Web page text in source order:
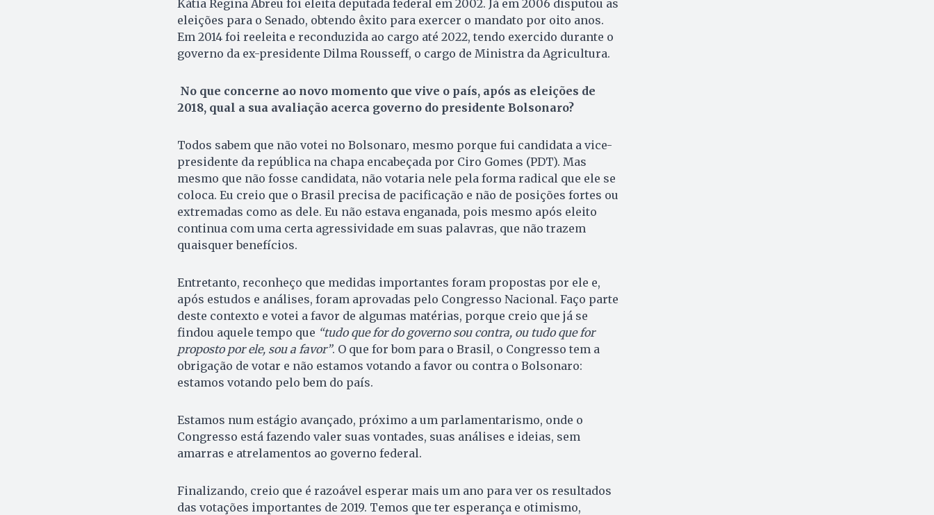
Kátia Regina Abreu foi eleita deputada federal em 2002. Já em 2006 disputou as
eleições para o Senado, obtendo êxito para exercer o mandato por oito anos.
Em 2014 foi reeleita e reconduzida ao cargo até 2022, tendo exercido durante o
governo da ex-presidente Dilma Rousseff, o cargo de Ministra da Agricultura.
No que concerne ao novo momento que vive o país, após as eleições de
2018, qual a sua avaliação acerca governo do presidente Bolsonaro?
Todos sabem que não votei no Bolsonaro, mesmo porque fui candidata a vice-
presidente da república na chapa encabeçada por Ciro Gomes (PDT). Mas
mesmo que não fosse candidata, não votaria nele pela forma radical que ele se
coloca. Eu creio que o Brasil precisa de pacificação e não de posições fortes ou
extremadas como as dele. Eu não estava enganada, pois mesmo após eleito
continua com uma certa agressividade em suas palavras, que não trazem
quaisquer benefícios.
Entretanto, reconheço que medidas importantes foram propostas por ele e,
após estudos e análises, foram aprovadas pelo Congresso Nacional. Faço parte
deste contexto e votei a favor de algumas matérias, porque creio que já se
findou aquele tempo que “tudo que for do governo sou contra, ou tudo que for
proposto por ele, sou a favor”. O que for bom para o Brasil, o Congresso tem a
obrigação de votar e não estamos votando a favor ou contra o Bolsonaro:
estamos votando pelo bem do país.
Estamos num estágio avançado, próximo a um parlamentarismo, onde o
Congresso está fazendo valer suas vontades, suas análises e ideias, sem
amarras e atrelamentos ao governo federal.
Finalizando, creio que é razoável esperar mais um ano para ver os resultados
das votações importantes de 2019. Temos que ter esperança e otimismo,